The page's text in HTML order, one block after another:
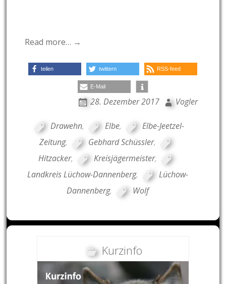
Read more… →
teilen twittern RSS-feed
E-Mail
28. Dezember 2017 Vogler
Drawehn, Elbe,
Elbe-Jeetzel-
Zeitung, Gebhard Schüssler,
Hitzacker, Kreisjägermeister,
Landkreis Lüchow-Dannenberg,
Lüchow-
Dannenberg, Wolf
Kurzinfo